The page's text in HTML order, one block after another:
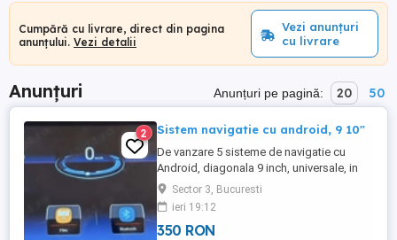
Cumpără cu livrare, direct din pagina
anunțului. Vezi detalii
Vezi anunțuri
cu livrare
Anunțuri Anunțuri pe pagină: 20 50
2 Sistem navigatie cu android, 9 10"
De vanzare 5 sisteme de navigatie cu
Android, diagonala 9 inch, universale, in
stare perfecta. Caracteristici: 4+64GB 9" -
1 buc 450 lei (cu cabluri si accesorii, la
cutie) 2+32Gb 9" - 2 buc 250 lei buc 1+16
GB 9 sau 10" - 1 buc 200 lei. Aparatele nu
Sector 3, Bucuresti
ieri 19:12
350 RON